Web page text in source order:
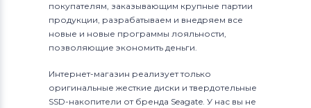
покупателям, заказывающим крупные партии
продукции, разрабатываем и внедряем все
новые и новые программы лояльности,
позволяющие экономить деньги.
Интернет-магазин реализует только
оригинальные жесткие диски и твердотельные
SSD-накопители от бренда Seagate. У нас вы не